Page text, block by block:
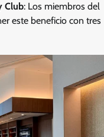
Club: Los miembros del
este beneficio con tres